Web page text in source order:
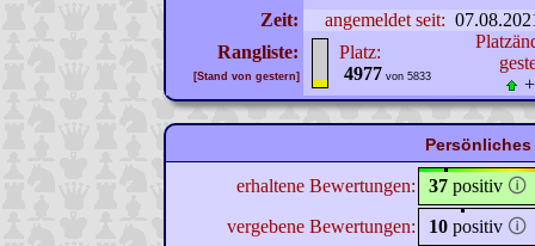
Zeit:
angemeldet seit:
Rangliste:
[Stand von gestern]
Platz:
4977 von 5833
erhaltene Bewertungen: 37 positiv 🛈
vergebene Bewertungen:
10 positiv 🛈